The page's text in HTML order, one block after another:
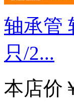
轴承管
只/2...
本店价